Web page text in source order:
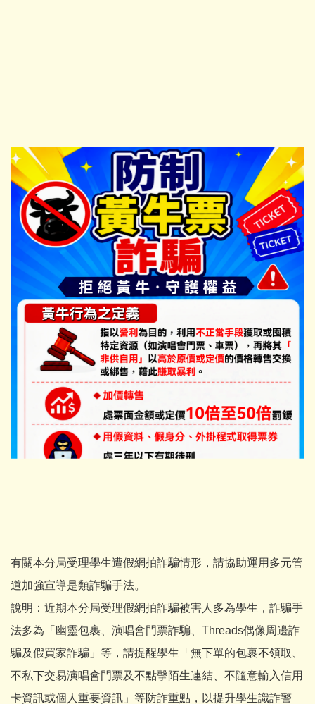
有關本分局受理學生遭假網拍詐騙情形，請協助運用多元管
道加強宣導是類詐騙手法。
說明：​近期本分局受理假網拍詐騙被害人多為學生，詐騙手
法多為「幽靈包裹、演唱會門票詐騙、Threads偶像周邊詐
騙及假買家詐騙」等，請提醒學生「無下單的包裹不領取、
不私下交易演唱會門票及不點擊陌生連結、不隨意輸入信用
卡資訊或個人重要資訊」等防詐重點，以提升學生識詐警